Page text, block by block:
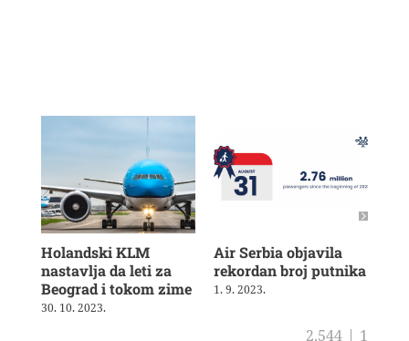
Holandski KLM
nastavlja da leti za
Beograd i tokom zime
30. 10. 2023.
Air Serbia objavila
rekordan broj putnika
1. 9. 2023.
2.544 | 1